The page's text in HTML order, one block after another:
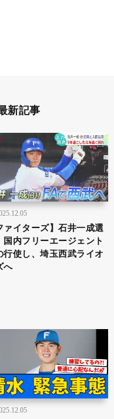
新記事
ァイターズ】石井一成選
内フリーエージェント
行使し、埼玉西武ライオ
へ